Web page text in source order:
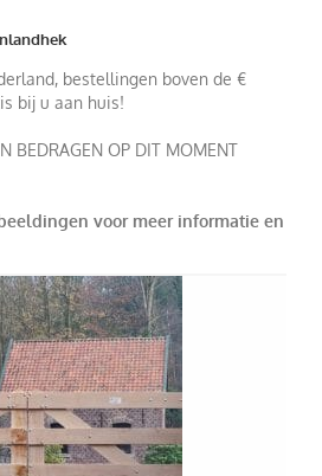
bestellingen boven de €
bij u aan huis!
BEDRAGEN OP DIT MOMENT
voor meer informatie en